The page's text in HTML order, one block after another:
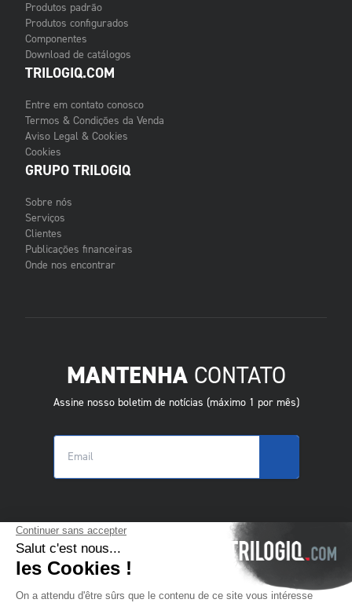
Produtos padrão
Produtos configurados
Componentes
Download de catálogos
TRILOGIQ.COM
Entre em contato conosco
Termos & Condições da Venda
Aviso Legal & Cookies
Cookies
GRUPO TRILOGIQ
Sobre nós
Serviços
Clientes
Publicações financeiras
Onde nos encontrar
MANTENHACONTATO
Assine nosso boletim de notícias (máximo 1 por mês)